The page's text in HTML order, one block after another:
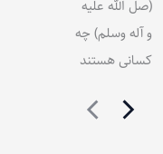
(صل الله علیه
و آله وسلم) چه
کسانی هستند